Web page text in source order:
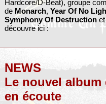
Hardcore/D-Beat), groupe
de Monarch, Year Of No
Symphony Of Destruction
découvre ici :
NEWS
Le nouvel album
en écoute